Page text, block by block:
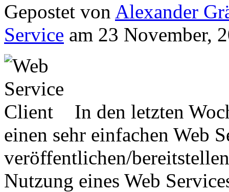
Gepostet von Alexander
Service am 23 November,
In den letzten
einen sehr einfachen Web
veröffentlichen/
Nutzung eines Web